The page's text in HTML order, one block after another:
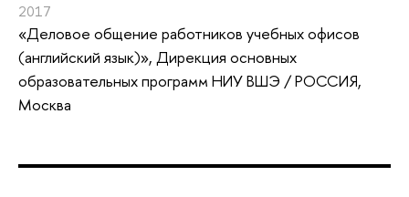
2017
«Деловое общение работников учебных офисов
(английский язык)», Дирекция основных
образовательных программ НИУ ВШЭ / РОССИЯ,
Москва